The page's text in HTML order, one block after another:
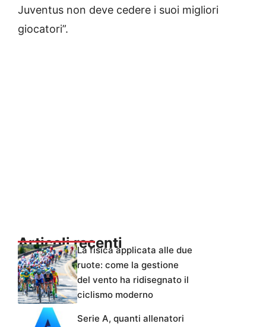
Juventus non deve cedere i suoi migliori
giocatori”.
Articoli recentiLa fisica applicata alle due
ruote: come la gestione
del vento ha ridisegnato il
ciclismo moderno
Serie A, quanti allenatori